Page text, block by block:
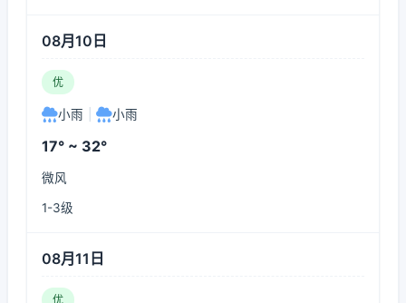
08月10日
优
小雨 小雨
17° ~ 32°
微风
1-3级
08月11日
优